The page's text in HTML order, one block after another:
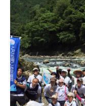
の
山
と
川
の
恵
み
を
楽
し